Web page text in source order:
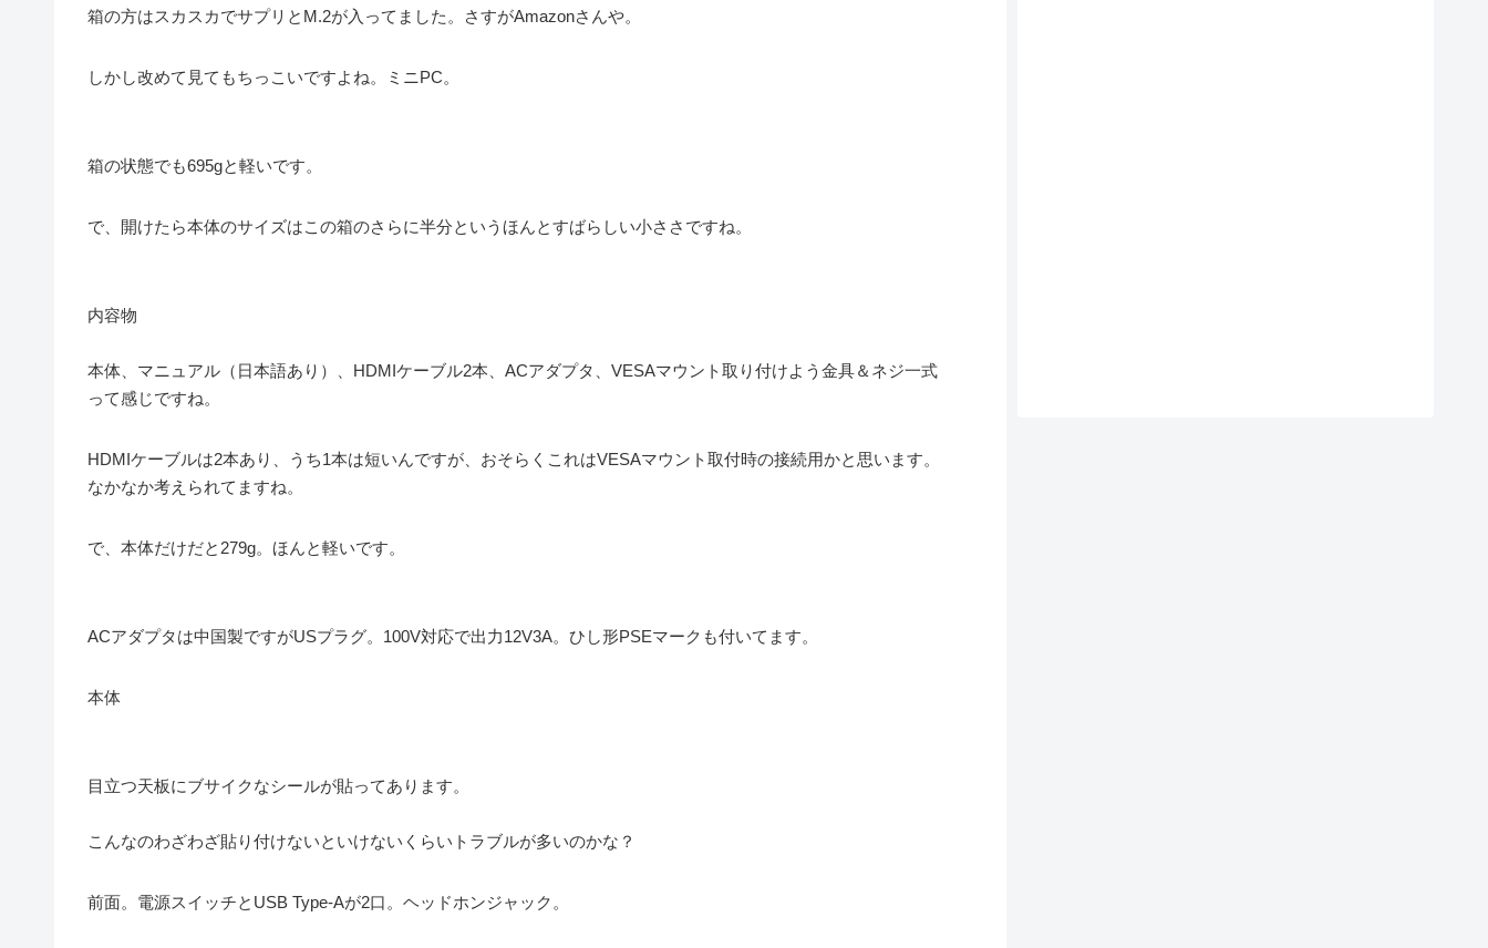
箱の方はスカスカでサプリとM.2が入ってました。さすがAmazonさんや。
しかし改めて見てもちっこいですよね。ミニPC。
箱の状態でも695gと軽いです。
で、開けたら本体のサイズはこの箱のさらに半分というほんとすばらしい小ささですね。
内容物
本体、マニュアル（日本語あり）、HDMIケーブル2本、ACアダプタ、VESAマウント取り付けよう金具＆ネジ一式
って感じですね。
HDMIケーブルは2本あり、うち1本は短いんですが、おそらくこれはVESAマウント取付時の接続用かと思います。
なかなか考えられてますね。
で、本体だけだと279g。ほんと軽いです。
ACアダプタは中国製ですがUSプラグ。100V対応で出力12V3A。ひし形PSEマークも付いてます。
本体
目立つ天板にブサイクなシールが貼ってあります。
こんなのわざわざ貼り付けないといけないくらいトラブルが多いのかな？
前面。電源スイッチとUSB Type-Aが2口。ヘッドホンジャック。